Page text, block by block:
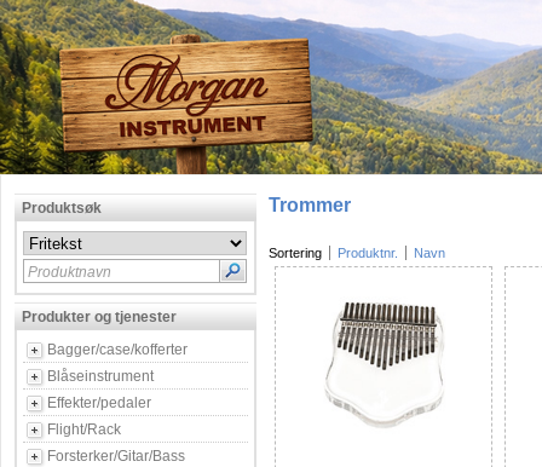
Produktsøk
Produktnavn
Produkter og tjenester
Bagger/case/kofferter
Blåseinstrument
Effekter/pedaler
Flight/Rack
Forsterker/Gitar/Bass
Trommer
Sortering Produktnr. Navn